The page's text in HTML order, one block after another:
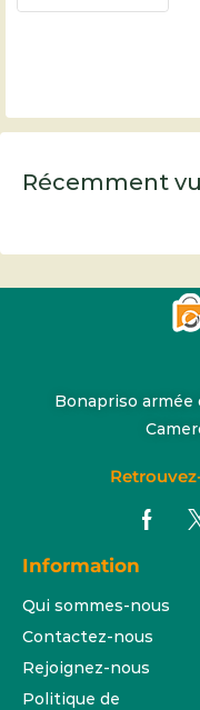
Récemment
Bonapriso armée
Information
Qui sommes-nous
Contactez-nous
Rejoignez-nous
Politique de